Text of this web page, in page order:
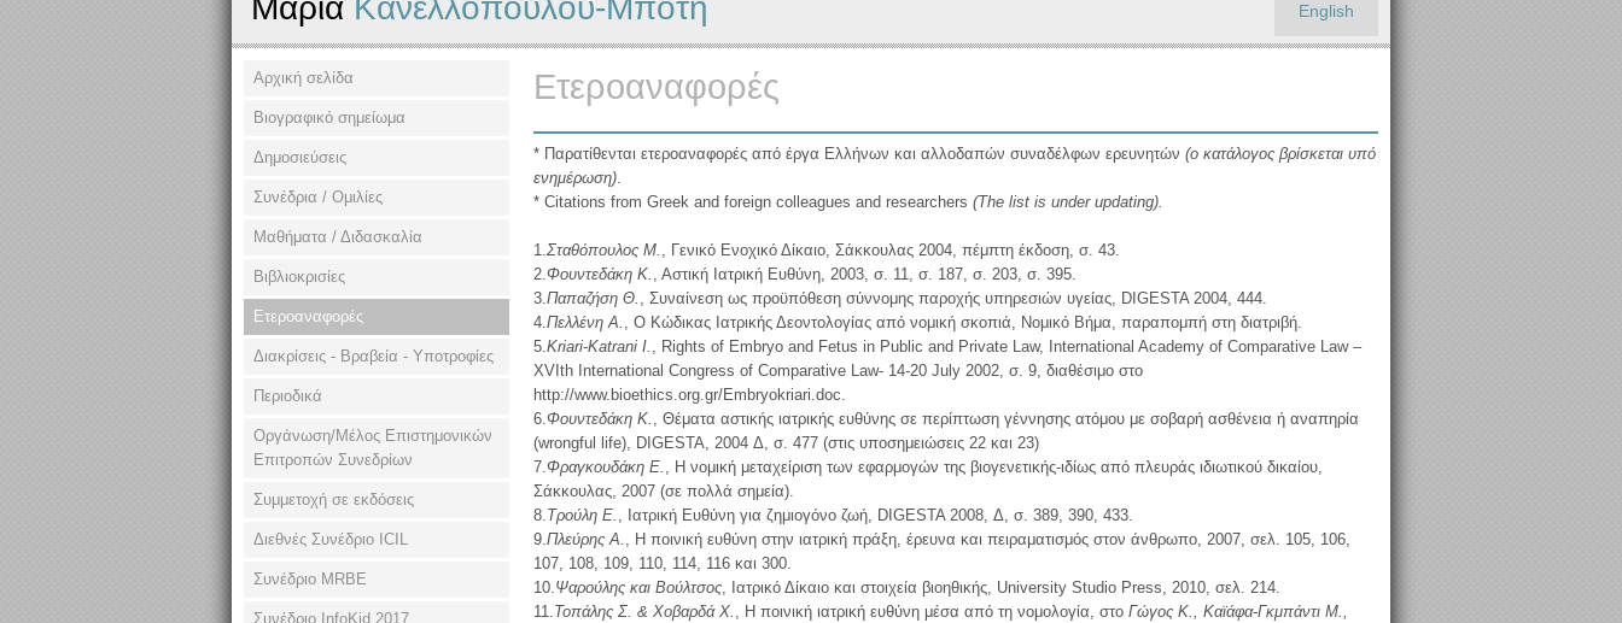
Μαρία Κανελλοπούλου-Μπότη English
Αρχική σελίδα
Βιογραφικό σημείωμα
Δημοσιεύσεις
Συνέδρια / Ομιλίες
Μαθήματα / Διδασκαλία
Βιβλιοκρισίες
Ετεροαναφορές
Διακρίσεις - Βραβεία - Υποτροφίες
Περιοδικά
Οργάνωση/Μέλος Επιστημονικών
Επιτροπών Συνεδρίων
Συμμετοχή σε εκδόσεις
Διεθνές Συνέδριο ΙCIL
Συνέδριο MRBE
Συνέδριο InfoKid 2017
Ετεροαναφορές
* Παρατίθενται ετεροαναφορές από έργα Eλλήνων και αλλοδαπών συναδέλφων ερευνητών (ο κατάλογος βρίσκεται υπό
ενημέρωση)
* Citations from Greek and foreign colleagues and researchers (The list is under updating).
1. Σταθόπουλος Μ.
, Γενικό Ενοχικό Δίκαιο, Σάκκουλας 2004, πέμπτη έκδοση, σ. 43.
2. Φουντεδάκη Κ.
, Αστική Ιατρική Ευθύνη, 2003, σ. 11, σ. 187, σ. 203, σ. 395.
3. Παπαζήση Θ.
, Συναίνεση ως προϋπόθεση σύννομης παροχής υπηρεσιών υγείας, DIGESTA 2004, 444.
4. Πελλένη Α.
, Ο Kώδικας Ιατρικής Δεοντολογίας από νομική σκοπιά, Νομικό Βήμα, παραπομπή στη διατριβή.
5. Kriari-Katrani I.
, Rights of Embryo and Fetus in Public and Private Law, International Academy of Comparative Law –
XVIth International Congress of Comparative Law- 14-20 July 2002, σ. 9, διαθέσιμο στο
http://www.bioethics.org.gr/Embryokriari.doc.
6. Φουντεδάκη Κ.
, Θέματα αστικής ιατρικής ευθύνης σε περίπτωση γέννησης ατόμου με σοβαρή ασθένεια ή αναπηρία
(wrongful life), DIGESTA, 2004 Δ, σ. 477 (στις υποσημειώσεις 22 και 23)
7. Φραγκουδάκη E.
, Η νομική μεταχείριση των εφαρμογών της βιογενετικής-ιδίως από πλευράς ιδιωτικού δικαίου,
Σάκκουλας, 2007 (σε πολλά σημεία).
8. Tρούλη Ε.
, Ιατρική Ευθύνη για ζημιογόνο ζωή, DIGESTA 2008, Δ, σ. 389, 390, 433.
9. Πλεύρης Α.
, H ποινική ευθύνη στην ιατρική πράξη, έρευνα και πειραματισμός στον άνθρωπο, 2007, σελ. 105, 106,
107, 108, 109, 110, 114, 116 και 300.
10. Ψαρούλης και Βούλτσος , Ιατρικό Δίκαιο και στοιχεία βιοηθικής, University Studio Press, 2010, σελ. 214.
11. Τοπάλης Σ. & Χοβαρδά Χ. , Η ποινική ιατρική ευθύνη μέσα από τη νομολογία, στο Γώγος Κ., Καϊάφα-Γκμπάντι Μ.,